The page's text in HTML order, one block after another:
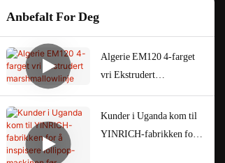
Anbefalt For Deg
Algerie EM120 4-farget
vri Ekstrudert
Kunder i Uganda kom til
YINRICH-fabrikken for å